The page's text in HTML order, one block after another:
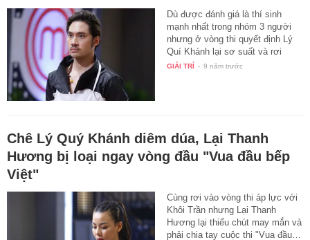
Dù được đánh giá là thí sinh
mạnh nhất trong nhóm 3 người
nhưng ở vòng thi quyết định Lý
Quí Khánh lại sơ suất và rơi
vào…
GIẢI TRÍ - 9 năm trước
Chê Lý Quý Khánh diêm dúa, Lại Thanh
Hương bị loại ngay vòng đầu "Vua đầu bếp
Việt"
Cùng rơi vào vòng thi áp lực với
Khôi Trần nhưng Lại Thanh
Hương lại thiếu chút may mắn và
phải chia tay cuộc thi "Vua đầu…